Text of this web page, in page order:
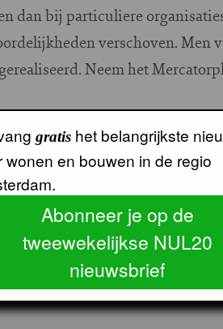
dan bij particuliere
verschoven. Men
Neem het
gratis het belangrijkste
wonen en bouwen in de regio
Abonneer je op de
tweewekelijkse NUL20
nieuwsbrief